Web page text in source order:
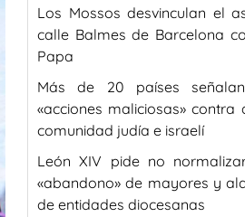
Los Mossos desvinculan el
calle Balmes de Barcelona
Papa
Más de 20 países
«acciones maliciosas» contra
comunidad judía e israelí
León XIV pide no
«abandono» de mayores y
de entidades diocesanas